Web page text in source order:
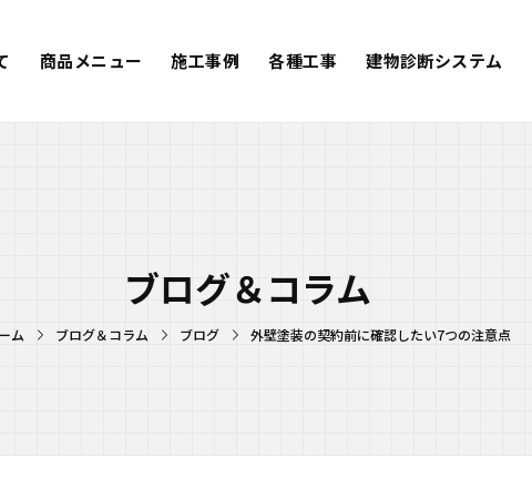
商品メニュー 施工事例 各種工事 建物診断システム
ブログ＆コラム
ム ブログ＆コラム ブログ 外壁塗装の契約前に確認したい7つの注意点